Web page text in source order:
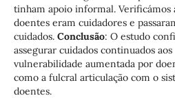
tinham apoio informal. Verificámos
doentes eram cuidadores e
cuidados. Conclusão: O estudo
assegurar cuidados continuados
vulnerabilidade aumentada por
como a fulcral articulação com o
doentes.